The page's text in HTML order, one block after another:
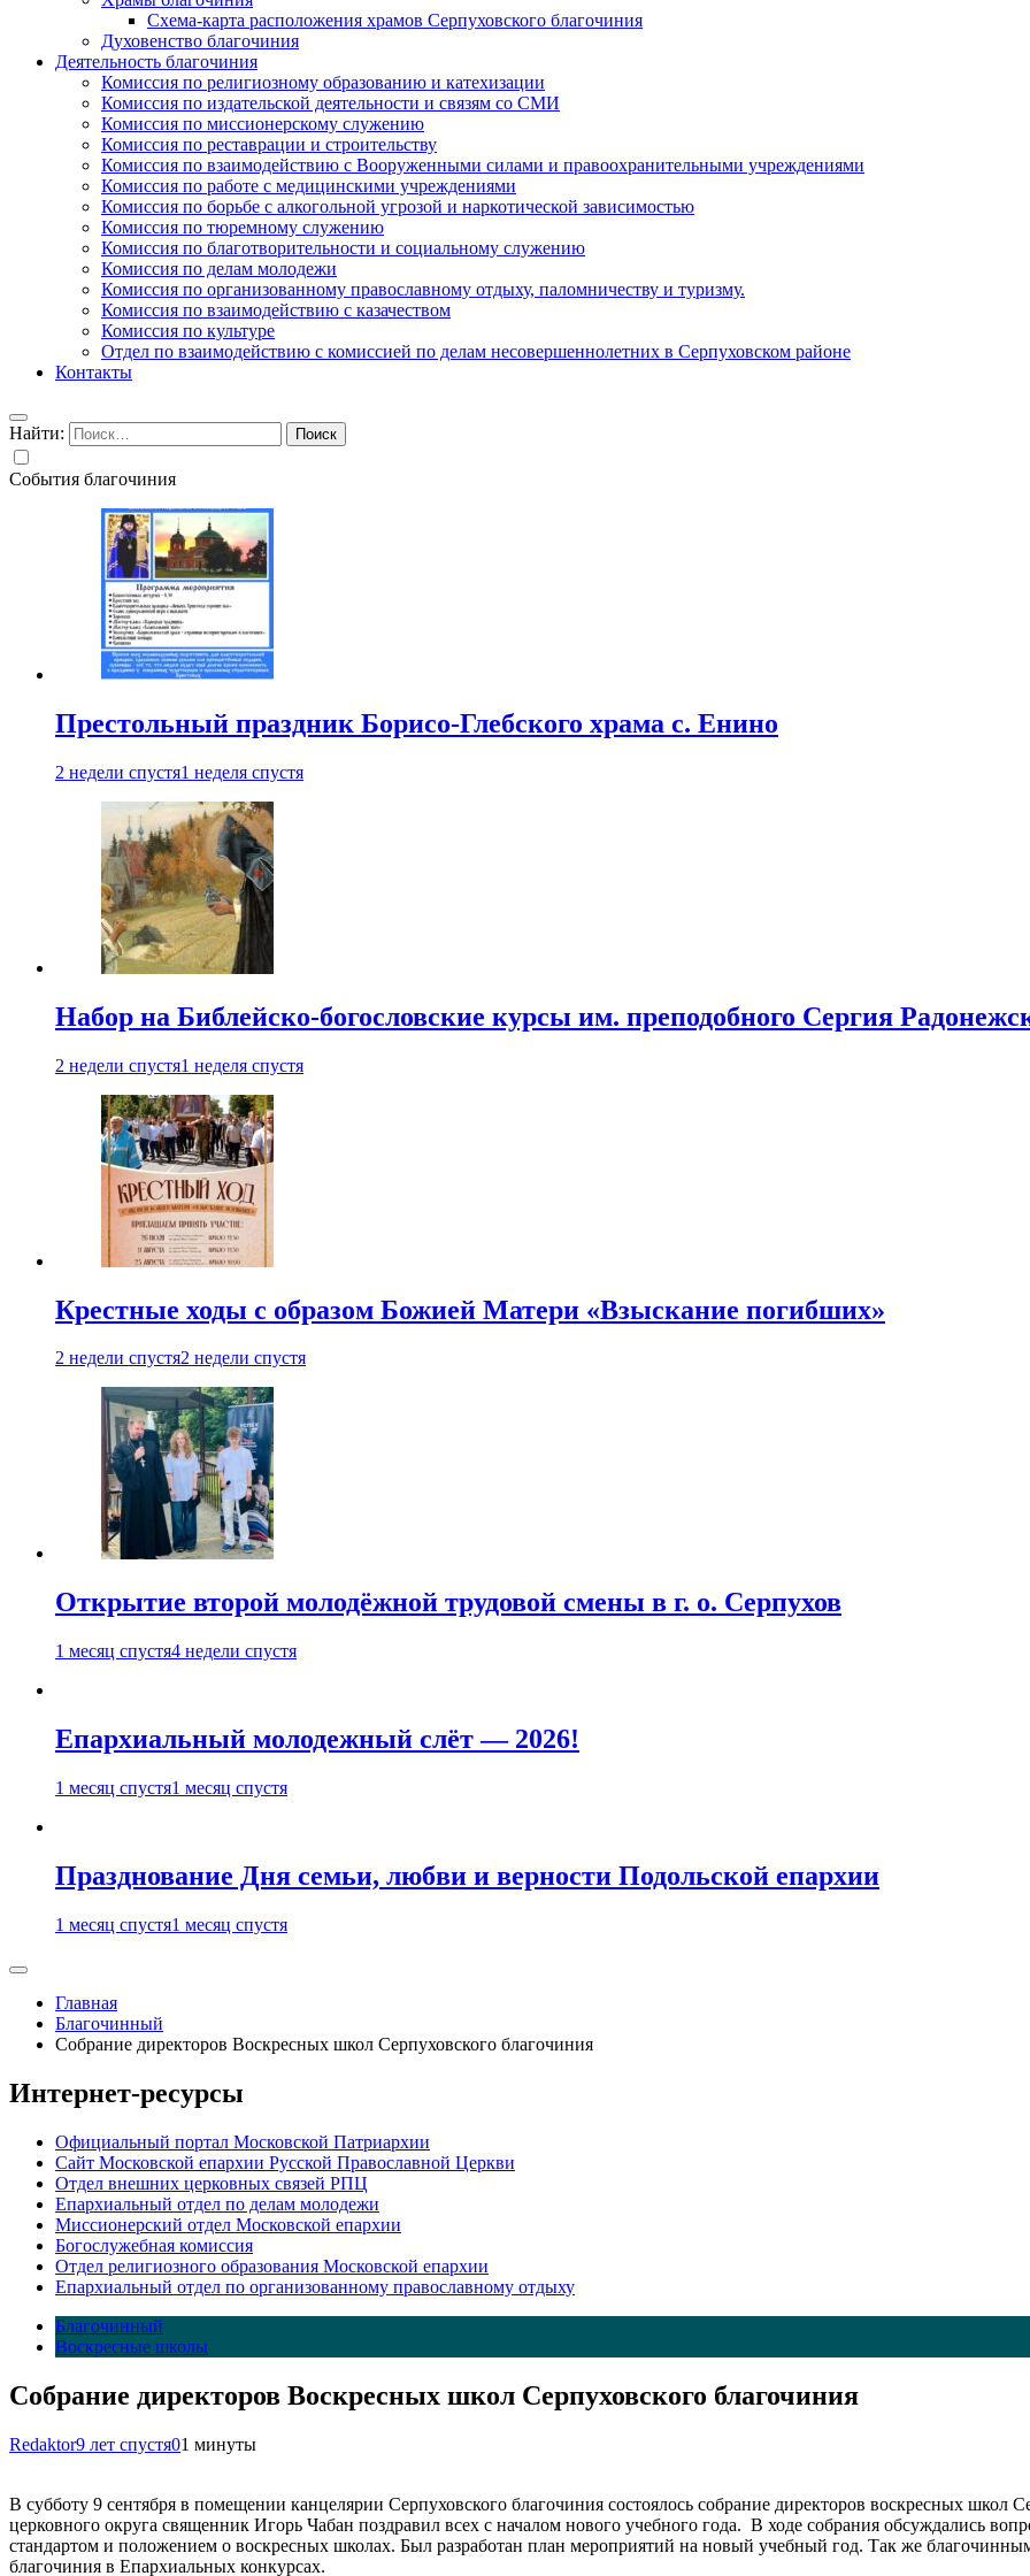
Схема-карта расположения храмов Серпуховского благочиния
Духовенство благочиния
Деятельность благочиния
Комиссия по религиозному образованию и катехизации
Комиссия по издательской деятельности и связям со СМИ
Комиссия по миссионерскому служению
Комиссия по реставрации и строительству
Комиссия по взаимодействию с Вооруженными силами и правоохранительными учреждениями
Комиссия по работе с медицинскими учреждениями
Комиссия по борьбе с алкогольной угрозой и наркотической зависимостью
Комиссия по тюремному служению
Комиссия по благотворительности и социальному служению
Комиссия по делам молодежи
Комиссия по организованному православному отдыху, паломничеству и туризму.
Комиссия по взаимодействию с казачеством
Комиссия по культуре
Отдел по взаимодействию с комиссией по делам несовершеннолетних в Серпуховском районе
Контакты
Найти:
События благочиния
Престольный праздник Борисо-Глебского храма с. Енино
2 недели спустя1 неделя спустя
Набор на Библейско-богословские курсы им. преподобного Сергия
2 недели спустя1 неделя спустя
Крестные ходы с образом Божией Матери «Взыскание погибших»
2 недели спустя2 недели спустя
Открытие второй молодёжной трудовой смены в г. о. Серпухов
1 месяц спустя4 недели спустя
Епархиальный молодежный слёт — 2026!
1 месяц спустя1 месяц спустя
Празднование Дня семьи, любви и верности Подольской епархии
1 месяц спустя1 месяц спустя
Главная
Благочинный
Собрание директоров Воскресных школ Серпуховского благочиния
Интернет-ресурсы
Официальный портал Московской Патриархии
Сайт Московской епархии Русской Православной Церкви
Отдел внешних церковных связей РПЦ
Епархиальный отдел по делам молодежи
Миссионерский отдел Московской епархии
Богослужебная комиссия
Отдел религиозного образования Московской епархии
Епархиальный отдел по организованному православному отдыху
Благочинный
Воскресные школы
Собрание директоров Воскресных школ Серпуховского благочиния
Redaktor9 лет спустя01 минуты
В субботу 9 сентября в помещении канцелярии Серпуховского благочиния состоялось собрание директоров воскресных школ
церковного округа священник Игорь Чабан поздравил всех с началом нового учебного года. В ходе собрания обсуждались
стандартом и положением о воскресных школах. Был разработан план мероприятий на новый учебный год. Так же
благочиния в Епархиальных конкурсах.